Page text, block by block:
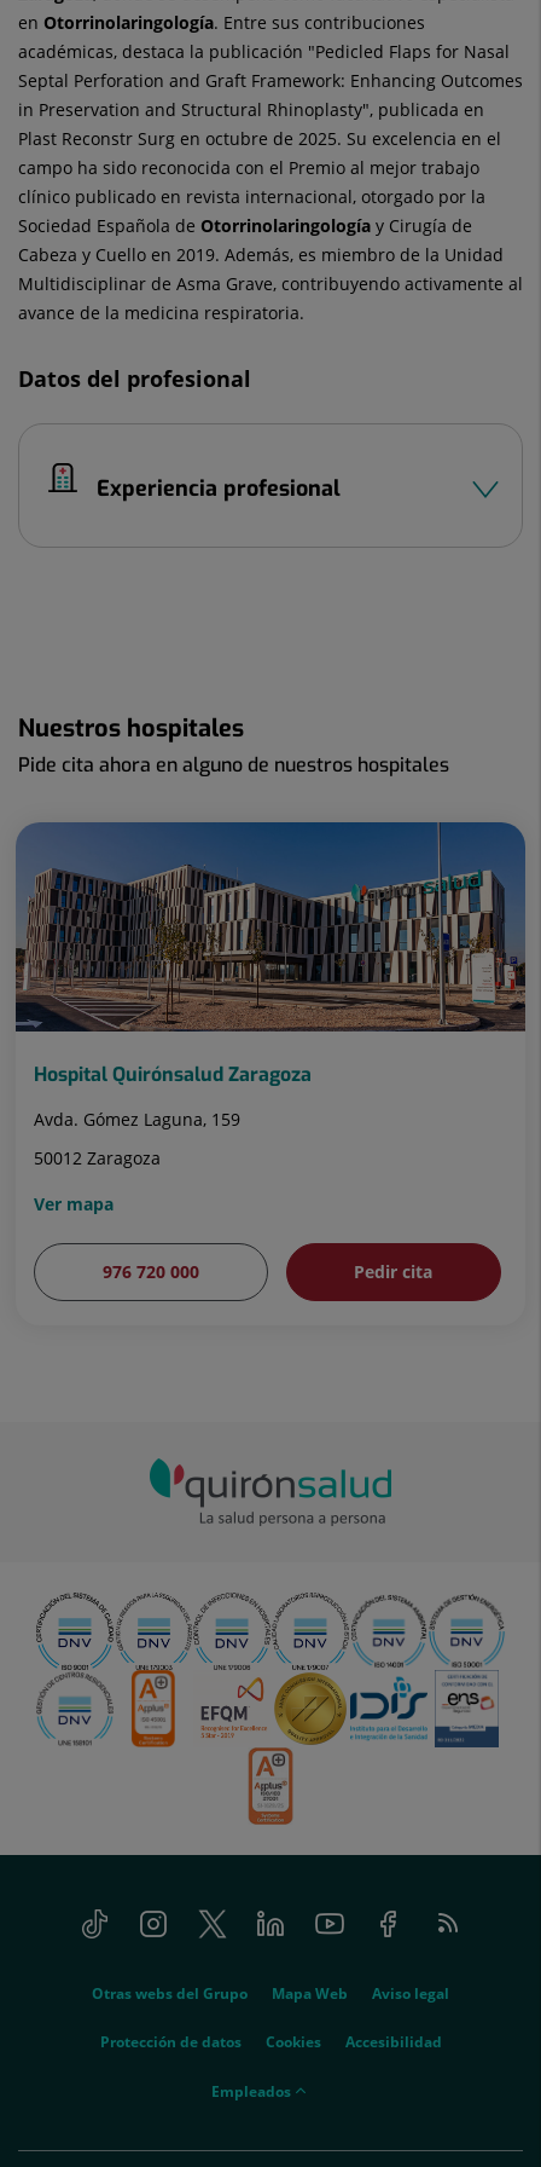
en Otorrinolaringología. Entre sus contribuciones
académicas, destaca la publicación "Pedicled Flaps for Nasal
Septal Perforation and Graft Framework: Enhancing Outcomes
in Preservation and Structural Rhinoplasty", publicada en
Plast Reconstr Surg en octubre de 2025. Su excelencia en el
campo ha sido reconocida con el Premio al mejor trabajo
clínico publicado en revista internacional, otorgado por la
Sociedad Española de Otorrinolaringología y Cirugía de
Cabeza y Cuello en 2019. Además, es miembro de la Unidad
Multidisciplinar de Asma Grave, contribuyendo activamente al
avance de la medicina respiratoria.
Datos del profesional
Experiencia profesional
Nuestros hospitales
Pide cita ahora en alguno de nuestros hospitales
Hospital Quirónsalud Zaragoza
Avda. Gómez Laguna, 159
50012 Zaragoza
Ver mapa
976 720 000 Pedir cita
Tiktok InstagramTwitter LinkedinYoutube FacebookFeed
RSS
Otras webs del Grupo Mapa Web Aviso legal
Protección de datos Cookies Accesibilidad
empleados
Empleados